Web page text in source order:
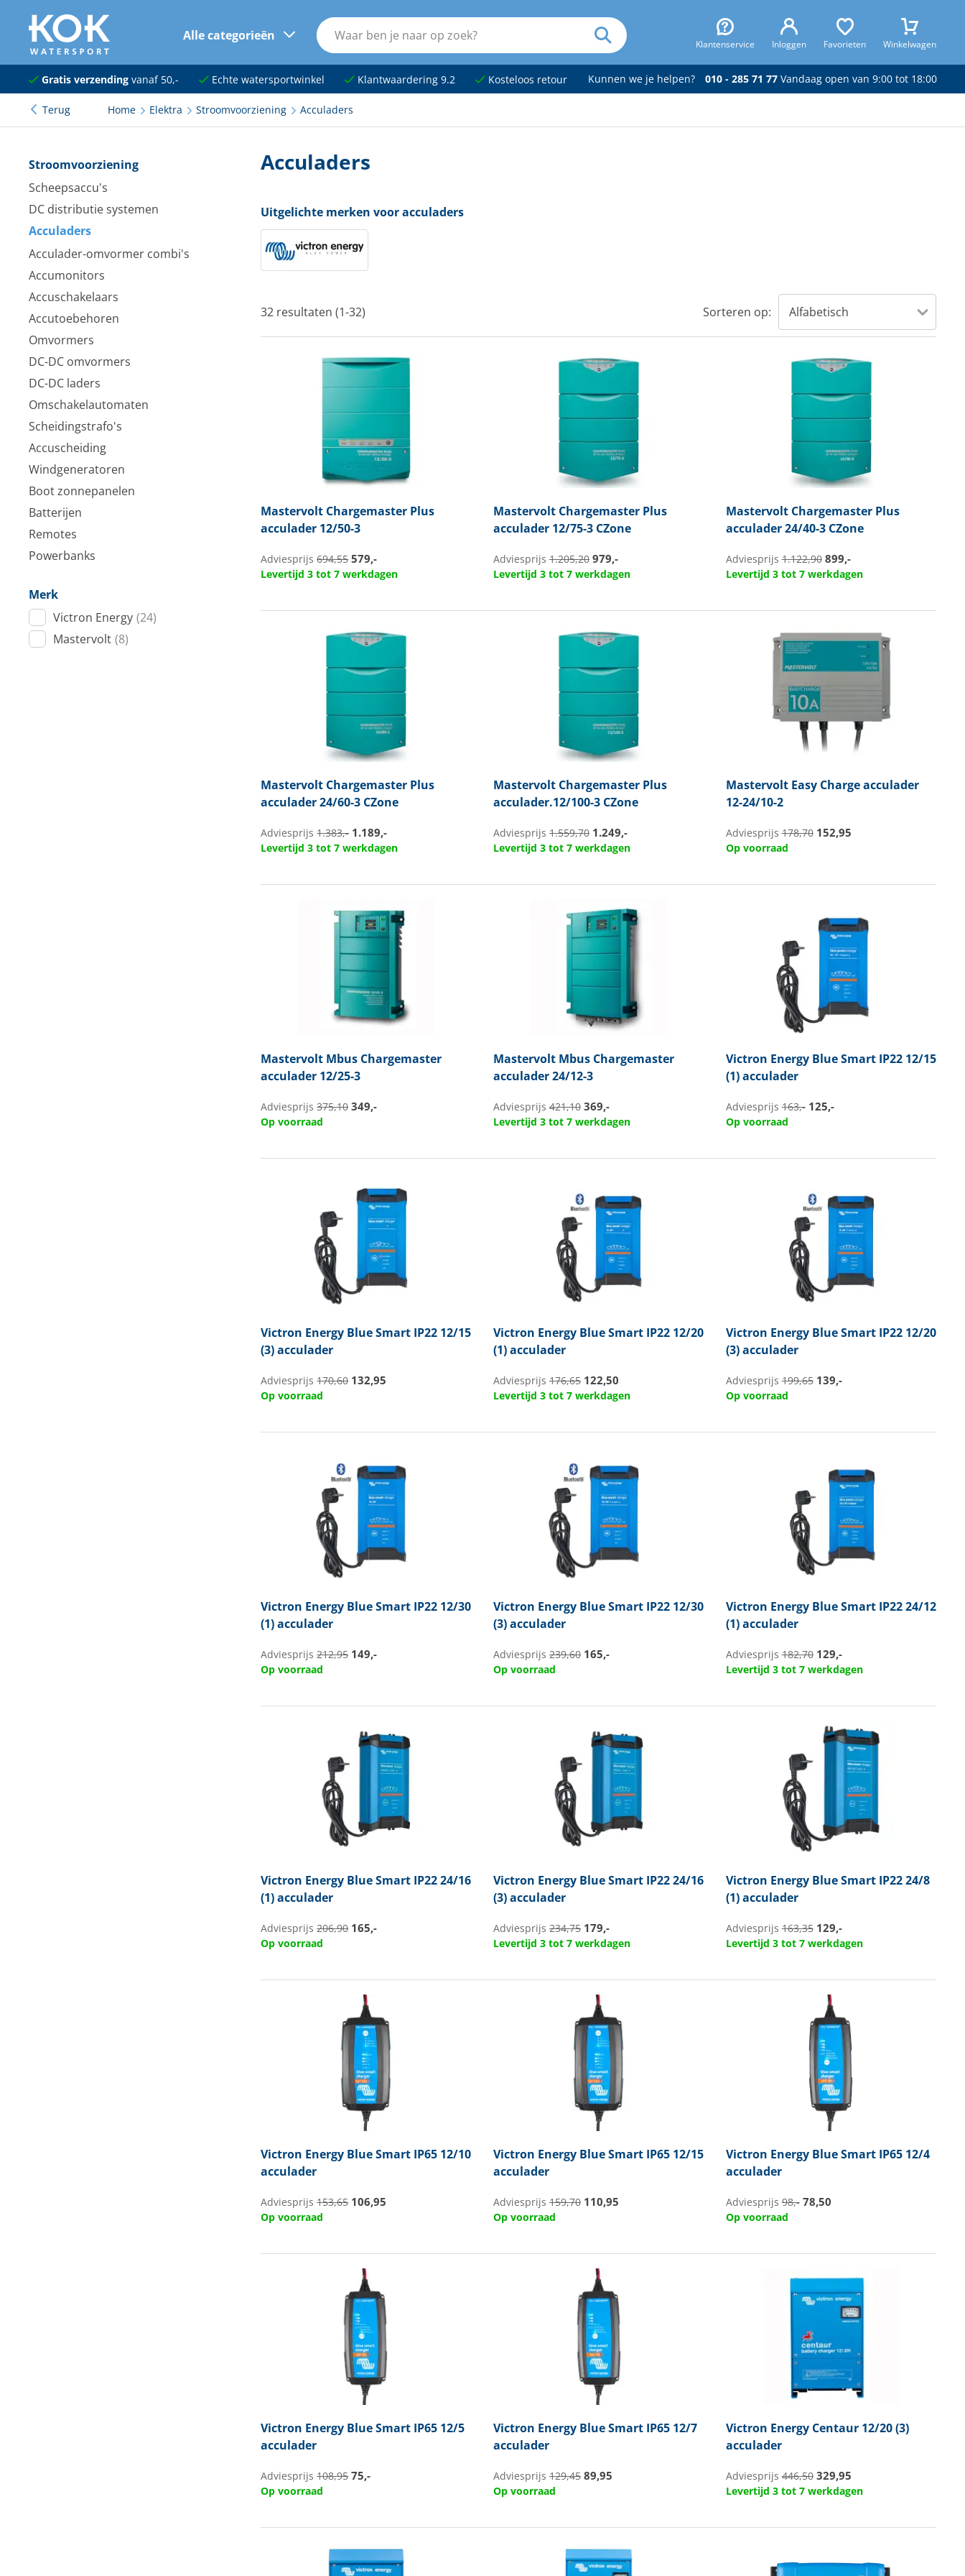
naar hoofdinhoud
Alle categorieën
Klantenservice Inloggen Favorieten Winkelwagen
Navigatie
Dekuitrusting
Onderhoud en verf
Elektra
Sanitair
Kajuit en kombuis
Techniek en motor
Tuigage en dekbeslag
Veiligheid
Boten, toebehoren en fun
Meubels en lifestyle
SALE
Gratis verzendingvanaf 50,- Echte watersportwinkel Klantwaardering 9.2 Kosteloos retour Kunnen we je helpen? 010 - 285 71 77Vandaag open van 9:00 tot 18:00
Terug Home Elektra Stroomvoorziening Acculaders
Acculaders
Uitgelichte merken voor acculaders
32 resultaten (1-32) Sorteren op:
Mastervolt Chargemaster Plus
acculader 12/50-3
Adviesprijs694,55 579,-
Levertijd 3 tot 7 werkdagen
MastervoltChargemaster Plus
acculader 12/75-3 CZone
Adviesprijs 1.205,20 979,-
Levertijd 3 tot 7 werkdagen
MastervoltChargemaster Plus
acculader 24/40-3 CZone
Adviesprijs1.122,90 899,-
Levertijd 3 tot 7 werkdagen
Mastervolt Chargemaster Plus
acculader 24/60-3 CZone
Adviesprijs1.383,- 1.189,-
Levertijd 3 tot 7 werkdagen
MastervoltChargemaster Plus
acculader.12/100-3 CZone
Adviesprijs 1.559,70 1.249,-
Levertijd 3 tot 7 werkdagen
MastervoltEasy Charge acculader
12-24/10-2
Adviesprijs178,70 152,95
Op voorraad
Mastervolt Mbus Chargemaster
acculader 12/25-3
Adviesprijs375,10 349,-
Op voorraad
MastervoltMbus Chargemaster
acculader 24/12-3
Adviesprijs 421,10 369,-
Levertijd 3 tot 7 werkdagen
Victron EnergyBlue Smart IP22 12/15
(1) acculader
Adviesprijs163,- 125,-
Op voorraad
Victron Energy Blue Smart IP22 12/15
(3) acculader
Adviesprijs170,60 132,95
Op voorraad
Victron EnergyBlue Smart IP22 12/20
(1) acculader
Adviesprijs 176,65 122,50
Levertijd 3 tot 7 werkdagen
Victron EnergyBlue Smart IP22 12/20
(3) acculader
Adviesprijs199,65 139,-
Op voorraad
Victron Energy Blue Smart IP22 12/30
(1) acculader
Adviesprijs212,95 149,-
Op voorraad
Victron EnergyBlue Smart IP22 12/30
(3) acculader
Adviesprijs 239,60 165,-
Op voorraad
Victron EnergyBlue Smart IP22 24/12
(1) acculader
Adviesprijs182,70 129,-
Levertijd 3 tot 7 werkdagen
Victron Energy Blue Smart IP22 24/16
(1) acculader
Adviesprijs206,90 165,-
Op voorraad
Victron EnergyBlue Smart IP22 24/16
(3) acculader
Adviesprijs 234,75 179,-
Levertijd 3 tot 7 werkdagen
Victron EnergyBlue Smart IP22 24/8
(1) acculader
Adviesprijs163,35 129,-
Levertijd 3 tot 7 werkdagen
Victron Energy Blue Smart IP65 12/10
acculader
Adviesprijs153,65 106,95
Op voorraad
Victron EnergyBlue Smart IP65 12/15
acculader
Adviesprijs 159,70 110,95
Op voorraad
Victron EnergyBlue Smart IP65 12/4
acculader
Adviesprijs98,- 78,50
Op voorraad
Victron Energy Blue Smart IP65 12/5
acculader
Adviesprijs108,95 75,-
Op voorraad
Victron EnergyBlue Smart IP65 12/7
acculader
Adviesprijs 129,45 89,95
Op voorraad
Victron EnergyCentaur 12/20 (3)
acculader
Adviesprijs446,50 329,95
Levertijd 3 tot 7 werkdagen
Stroomvoorziening
Scheepsaccu's
DC distributie systemen
Acculaders
Acculader-omvormer combi's
Accumonitors
Accuschakelaars
Accutoebehoren
Omvormers
DC-DC omvormers
DC-DC laders
Omschakelautomaten
Scheidingstrafo's
Accuscheiding
Windgeneratoren
Boot zonnepanelen
Batterijen
Remotes
Powerbanks
Merk
Victron Energy (24)
Mastervolt (8)